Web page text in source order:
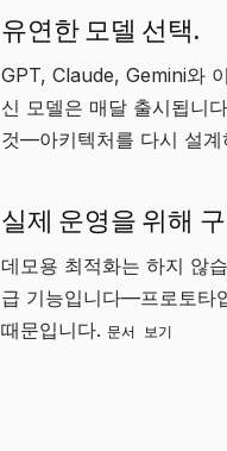
유연한 모델 선택.
GPT, Claude, Gemini와
신 모델은 매달 출시됩니
것—아키텍처를 다시 설계
실제 운영을 위해
데모용 최적화는 하지 않
급 기능입니다—프로토타
때문입니다. 문서 보기